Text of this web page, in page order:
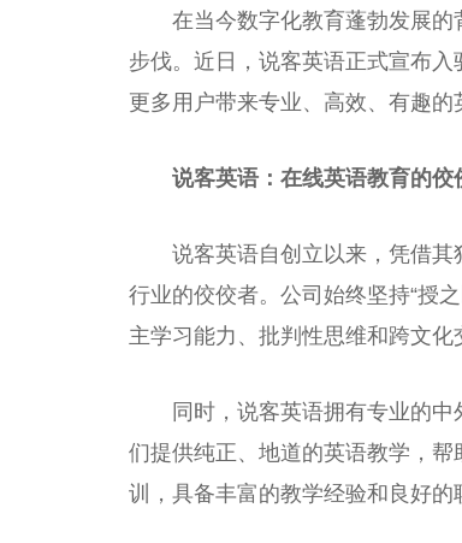
在当今数字化教育蓬勃发展
步伐。 近 日，说客英语正式宣布
更多用户带来专业、高效、有趣的
说客英语：在线英语教育的佼
说客英语自创立以来，凭借
行业的佼佼者。公司始终坚持“授
主学习能力、批判性思维和跨文化
同时，说客英语拥有专业的
们提供纯正、地道的英语教学，
训，具备丰富的教学经验和良好的